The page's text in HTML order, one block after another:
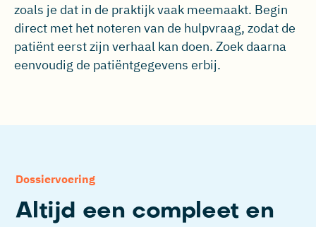
zoals je dat in de praktijk vaak meemaakt. Begin
direct met het noteren van de hulpvraag, zodat de
patiënt eerst zijn verhaal kan doen. Zoek daarna
eenvoudig de patiëntgegevens erbij.
Dossiervoering
Altijd een compleet en